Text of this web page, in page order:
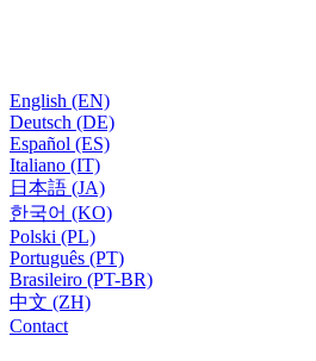
English (EN)
Deutsch (DE)
Español (ES)
Italiano (IT)
日本語 (JA)
한국어 (KO)
Polski (PL)
Português (PT)
Brasileiro (PT-BR)
中文 (ZH)
Contact